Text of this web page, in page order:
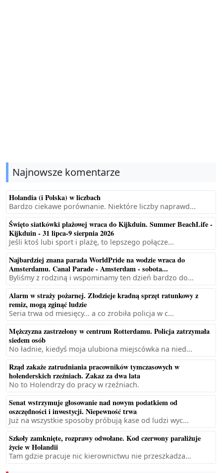
Najnowsze komentarze
Holandia (i Polska) w liczbach
Bardzo ciekawe porównanie. Niektóre liczby naprawd...
Święto siatkówki plażowej wraca do Kijkduin. Summer BeachLife -
Kijkduin - 31 lipca-9 sierpnia 2026
Jeśli ktoś lubi sport i plażę, to lepszego połącze...
Najbardziej znana parada WorldPride na wodzie wraca do
Amsterdamu. Canal Parade - Amsterdam - sobota...
Byliśmy z rodziną i wspominamy ten dzień bardzo do...
Alarm w straży pożarnej. Złodzieje kradną sprzęt ratunkowy z
remiz, mogą zginąć ludzie
Seria trwa od miesięcy... a co zrobiła policja w c...
Mężczyzna zastrzelony w centrum Rotterdamu. Policja zatrzymała
siedem osób
No ładnie, kiedyś moja ulubiona miejscówka na nied...
Rząd zakaże zatrudniania pracowników tymczasowych w
holenderskich rzeźniach. Zakaz za dwa lata
No to Holendrzy do pracy w rzeźniach.
Senat wstrzymuje głosowanie nad nowym podatkiem od
oszczędności i inwestycji. Niepewność trwa
Już na wszystkie sposoby próbują kase od ludzi wyc...
Szkoły zamknięte, rozprawy odwołane. Kod czerwony paraliżuje
życie w Holandii
Tam gdzie pracuje nic kierownictwu nie przeszkadza...